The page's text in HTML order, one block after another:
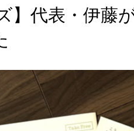
】代表・伊藤